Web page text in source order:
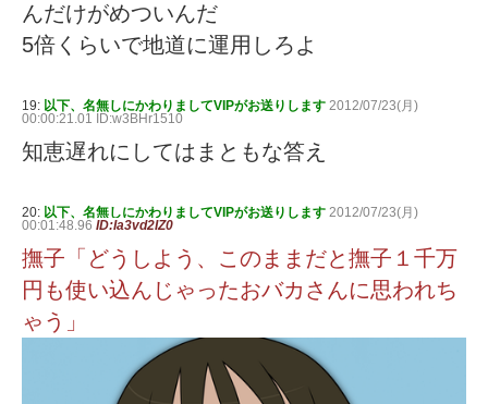
んだけがめついんだ
5倍くらいで地道に運用しろよ
19: 以下、名無しにかわりましてVIPがお送りします 2012/07/23(月)
00:00:21.01 ID:w3BHr1510
知恵遅れにしてはまともな答え
20: 以下、名無しにかわりましてVIPがお送りします 2012/07/23(月)
00:01:48.96 ID:Ia3vd2IZ0
撫子「どうしよう、このままだと撫子１千万
円も使い込んじゃったおバカさんに思われち
ゃう」